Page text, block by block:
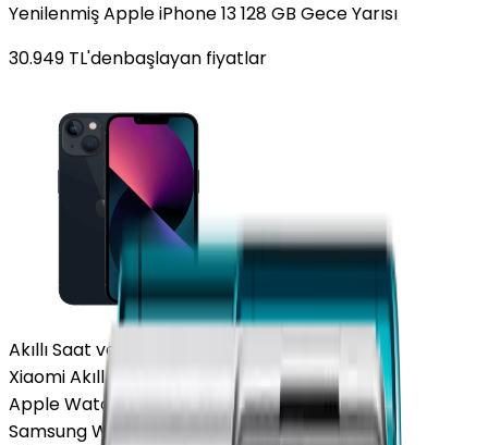
Yenilenmiş Apple iPhone 13 128 GB Gece Yarısı
30.949 TL'denbaşlayan fiyatlar
Akıllı Saat ve Bileklik
Xiaomi Akıllı Saat
Apple Watch
Samsung Watch